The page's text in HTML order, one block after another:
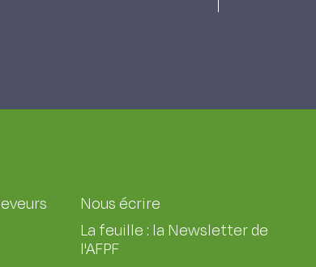
Nous écrire
La feuille : la Newsletter de
l'AFPF